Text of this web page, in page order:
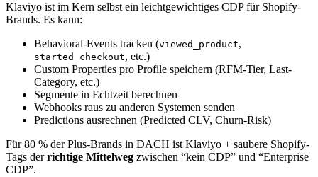
Klaviyo ist im Kern selbst ein leichtgewichtiges CDP für Shopify-
Brands. Es kann:
Behavioral-Events tracken (viewed_product,
started_checkout, etc.)
Custom Properties pro Profile speichern (RFM-Tier, Last-
Category, etc.)
Segmente in Echtzeit berechnen
Webhooks raus zu anderen Systemen senden
Predictions ausrechnen (Predicted CLV, Churn-Risk)
Für 80 % der Plus-Brands in DACH ist Klaviyo + saubere Shopify-
Tags derrichtige Mittelweg zwischen “kein CDP” und “Enterprise
CDP”.